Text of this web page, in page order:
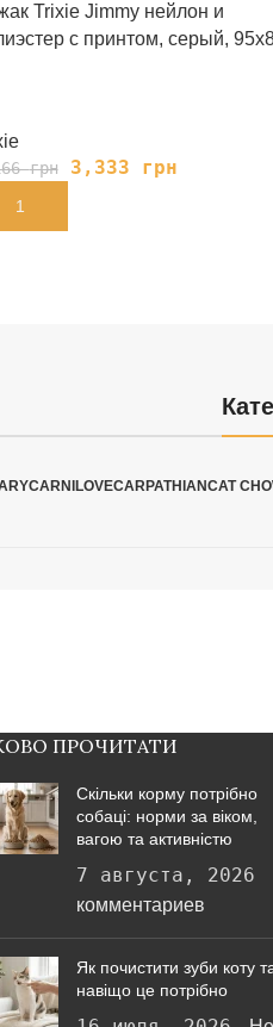
Trixie Jimmy нейлон и
с принтом, серый,
грн 3,333 грн
КОРЗИНУ
CARNILOVECARPATHIANCAT
ПРОЧИТАТИ
Скільки корму потрібно
собаці: норми за віком,
вагою та активністю
7 августа, 2026
комментариев
Як почистити зуби коту
навіщо це потрібно